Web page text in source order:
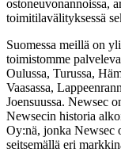
ostoneuvonannoissa,
toimitilavälityksessä
Suomessa meillä on
toimistomme
Oulussa, Turussa,
Vaasassa,
Joensuussa. Newsec
Newsecin historia
Oy:nä, jonka Newsec
seitsemällä eri